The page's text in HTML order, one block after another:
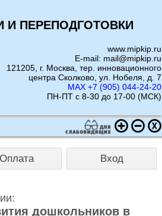
ПЕРЕПОДГОТОВКИ
www.mipkip.ru
E-mail: mail@mipkip.ru
121205, г. Москва, тер. инновационного
центра Сколково, ул. Нобеля, д. 7
MAX +7 (905) 044-24-20
ПН-ПТ с 8-30 до 17-00 (МСК)
Оплата Вход
дошкольников в